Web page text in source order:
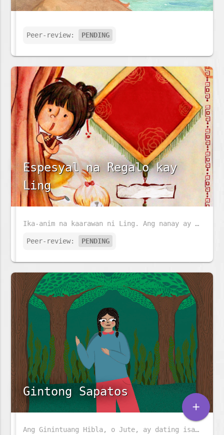
Peer-review: PENDING
Espesyal na Regalo kay
Ling
Ika-anim na kaarawan ni Ling. Ang nanay ay naghahanda ng pansit at ang tatay ay nagsasabit ng mga parol. Ngunit mayroon pa bang mas espesyal na nag-iintay para kay Ling.
Peer-review: PENDING
Gintong Sapatos
Ang Ginintuang Hibla, o Jute, ay dating isa sa pinakamalaking industriya sa Bangladesh, ngunit unti-unting nawawala. Maraming gamit ang jute at napakababa ng carbon footprint. Ang kuwentong ito ay tungkol sa isang kahanga-hangang pares ng sapatos na jute, na may kakaibang lakas.
add